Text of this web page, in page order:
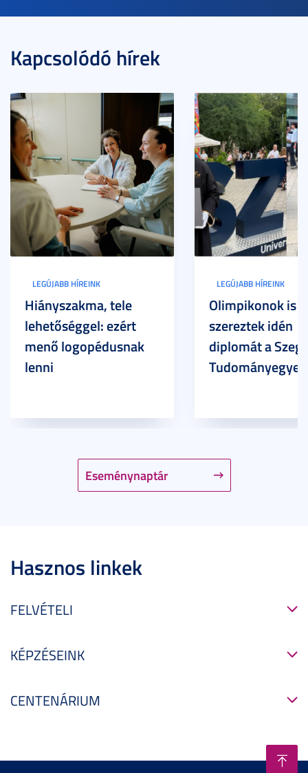
Kapcsolódó hírek
Eseménynaptár
LEGÚJABB HÍREINK
Hiányszakma, tele
lehetőséggel: ezért
menő logopédusnak
lenni
LEGÚJABB HÍREINK
Olimpikonok is
szereztek idén
diplomát a
Hasznos linkek
FELVÉTELI
KÉPZÉSEINK
CENTENÁRIUM